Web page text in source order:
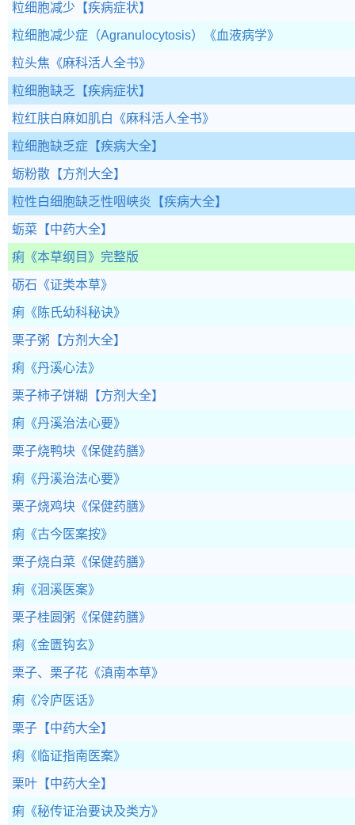
粒细胞减少 【疾病症状】
粒细胞减少症（Agranulocytosis） 《血液病学》
粒头焦 《麻科活人全书》
粒细胞缺乏 【疾病症状】
粒红肤白麻如肌白 《麻科活人全书》
粒细胞缺乏症 【疾病大全】
蛎粉散 【方剂大全】
粒性白细胞缺乏性咽峡炎 【疾病大全】
蛎菜 【中药大全】
痢 《本草纲目》完整版
砺石 《证类本草》
痢 《陈氏幼科秘诀》
栗子粥 【方剂大全】
痢 《丹溪心法》
栗子柿子饼糊 【方剂大全】
痢 《丹溪治法心要》
栗子烧鸭块 《保健药膳》
痢 《丹溪治法心要》
栗子烧鸡块 《保健药膳》
痢 《古今医案按》
栗子烧白菜 《保健药膳》
痢 《洄溪医案》
栗子桂圆粥 《保健药膳》
痢 《金匮钩玄》
栗子、栗子花 《滇南本草》
痢 《冷庐医话》
栗子 【中药大全】
痢 《临证指南医案》
栗叶 【中药大全】
痢 《秘传证治要诀及类方》